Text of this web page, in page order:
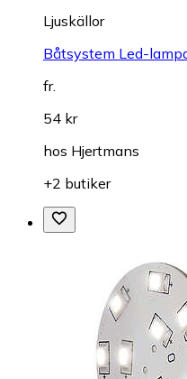
Ljuskällor
Båtsystem Led-
fr.
54 kr
hos Hjertmans
+2 butiker